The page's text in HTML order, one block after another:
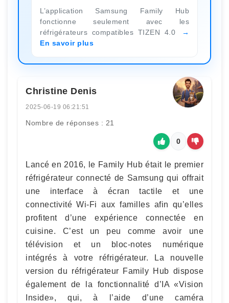
L’application Samsung Family Hub
fonctionne seulement avec les
réfrigérateurs compatibles TIZEN 4.0
En savoir plus
Christine Denis
2025-06-19 06:21:51
Nombre de réponses : 21
0
Lancé en 2016, le Family Hub était le premier
réfrigérateur connecté de Samsung qui offrait
une interface à écran tactile et une
connectivité Wi-Fi aux familles afin qu’elles
profitent d’une expérience connectée en
cuisine. C’est un peu comme avoir une
télévision et un bloc-notes numérique
intégrés à votre réfrigérateur. La nouvelle
version du réfrigérateur Family Hub dispose
également de la fonctionnalité d’IA «Vision
Inside», qui, à l’aide d’une caméra